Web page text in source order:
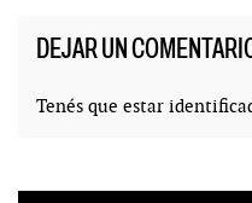
DEJAR UN
Tenés que estar